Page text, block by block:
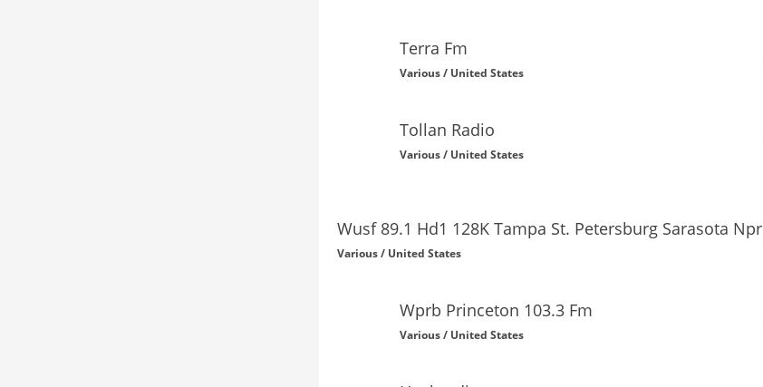
Terra Fm
Various / United States
Tollan Radio
Various / United States
Wusf 89.1 Hd1 128K Tampa St. Petersburg Sarasota Npr
Various / United States
Wprb Princeton 103.3 Fm
Various / United States